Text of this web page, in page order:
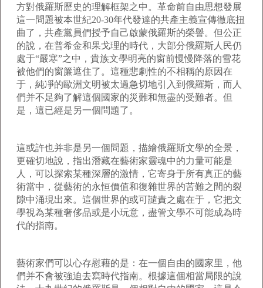
方對俄羅斯歷史的理解框架之中。革命前自由思想發展
這一問題被本世紀20-30年代發達的共產主義宣傳徹底扭
曲了，共產黨員們授予自己啟蒙俄羅斯的榮譽。但公正
的說，在普希金和果戈理的時代，大部分俄羅斯人民仍
處于“嚴寒”之中，貴族文學明亮的窗前慢慢降落的雪花
被他們的窗簾遮住了。這種悲劇性的不相稱的原因在
于，純凈的歐洲文明被太過急切地引入到俄羅斯，而人
們并不足夠了解這個國家的災難和無盡的受難者。但
是，這已經是另一個問題了。
這或許也并非是另一個問題，描繪俄羅斯文學的全景，
更確切地說，指出潛藏在藝術家靈魂中的力量可能是
人，可以探索某種深層的激情，它寄身于所有真正的藝
術當中，從藝術的永恒價值和復雜世界的苦難之間的裂
隙中涌現出來。這個世界的或可譴責之處在于，它把文
學視為某種奢侈品或是小玩意，盡管文學不可能成為時
代的指南。
藝術家們可以心存慰藉的是：在一個自由的國家里，他
們并不會被強迫去寫時代指南。根據這個相當局限的說